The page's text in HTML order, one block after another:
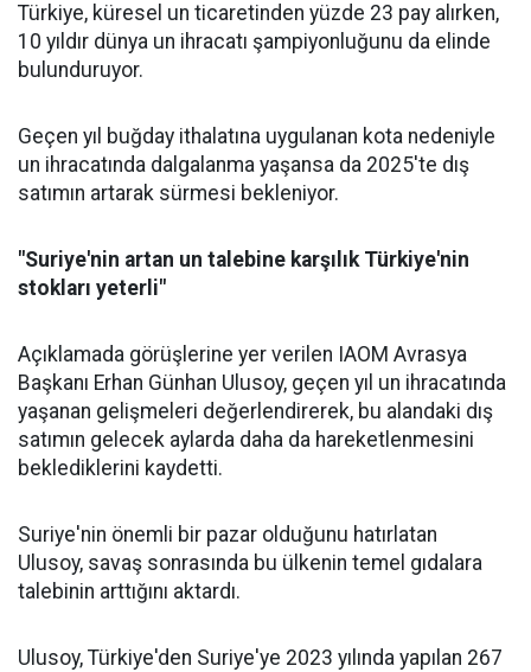
Türkiye, küresel un ticaretinden yüzde 23 pay alırken,
10 yıldır dünya un ihracatı şampiyonluğunu da elinde
bulunduruyor.
Geçen yıl buğday ithalatına uygulanan kota nedeniyle
un ihracatında dalgalanma yaşansa da 2025'te dış
satımın artarak sürmesi bekleniyor.
"Suriye'nin artan un talebine karşılık Türkiye'nin
stokları yeterli"
Açıklamada görüşlerine yer verilen IAOM Avrasya
Başkanı Erhan Günhan Ulusoy, geçen yıl un ihracatında
yaşanan gelişmeleri değerlendirerek, bu alandaki dış
satımın gelecek aylarda daha da hareketlenmesini
beklediklerini kaydetti.
Suriye'nin önemli bir pazar olduğunu hatırlatan
Ulusoy, savaş sonrasında bu ülkenin temel gıdalara
talebinin arttığını aktardı.
Ulusoy, Türkiye'den Suriye'ye 2023 yılında yapılan 267